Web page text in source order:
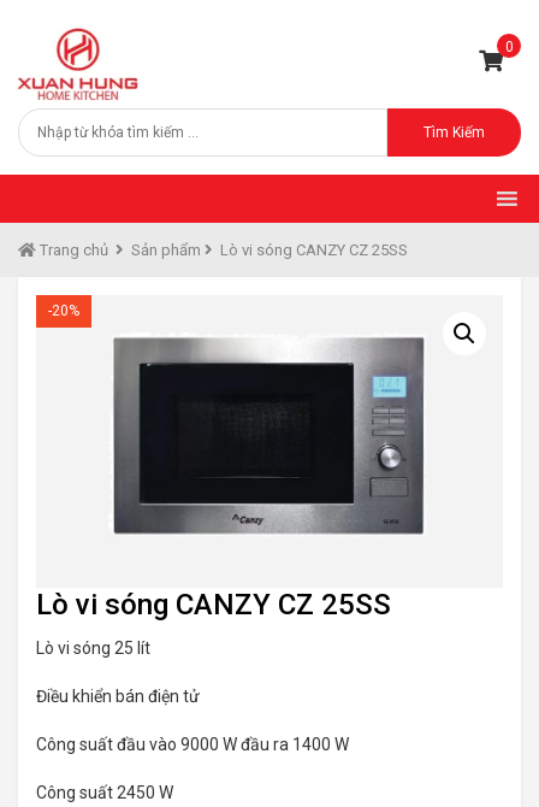
0
Tìm Kiếm
Trang chủ Sản phẩm Lò vi sóng CANZY CZ 25SS
-20%
Lò vi sóng CANZY CZ 25SS
Lò vi sóng 25 lít
Điều khiển bán điện tử
Công suất đầu vào 9000 W đầu ra 1400 W
Công suất 2450 W